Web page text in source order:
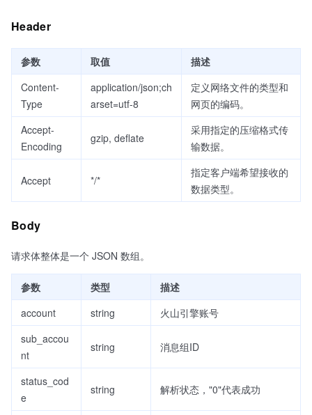
Header
参数 取值
描述
Content-
Type
application/json;ch
arset=utf-8
定义网络文件的类型和
网页的编码。
Accept-
Encoding
gzip, deflate
采用指定的压缩格式传
输数据。
Accept */*
指定客户端希望接收的
数据类型。
Body
请求体整体是一个 JSON 数组。
参数 类型
描述
account
string
火山引擎账号
sub_accou
nt
string 消息组ID
status_cod
e
string 解析状态，"0"代表成功